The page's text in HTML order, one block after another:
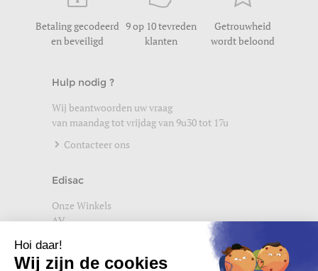
Betaling gecodeerd
en beveiligd
9 op 10 tevreden
klanten
Getrouwheid
wordt beloond
Hulp nodig ?
Wij beantwoorden uw vraag
van maandag tot vrijdag van 9u30 tot 17u
Contacteer ons
Edisac
Onze Winkels
AV
Wettelijke vermeldingen
Privacybeleid